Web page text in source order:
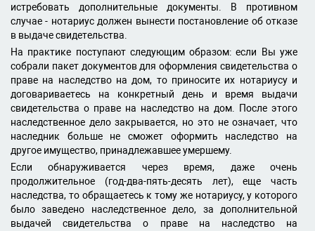
истребовать дополнительные документы. В противном
случае - нотариус должен вынести постановление об отказе
в выдаче свидетельства.
На практике поступают следующим образом: если Вы уже
собрали пакет документов для оформления свидетельства о
праве на наследство на дом, то приносите их нотариусу и
договариваетесь на конкретный день и время выдачи
свидетельства о праве на наследство на дом. После этого
наследственное дело закрывается, но это не означает, что
наследник больше не сможет оформить наследство на
другое имущество, принадлежавшее умершему.
Если обнаруживается через время, даже очень
продолжительное (год-два-пять-десять лет), еще часть
наследства, то обращаетесь к тому же нотариусу, у которого
было заведено наследственное дело, за дополнительной
выдачей свидетельства о праве на наследство на